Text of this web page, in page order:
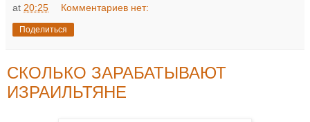
at 20:25 Комментариев нет:
Поделиться
СКОЛЬКО ЗАРАБАТЫВАЮТ
ИЗРАИЛЬТЯНЕ